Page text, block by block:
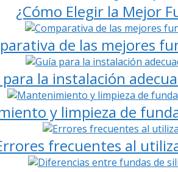
¿Cómo Elegir la Mejor
de las mejores
para la instalación
y limpieza de
frecuentes al